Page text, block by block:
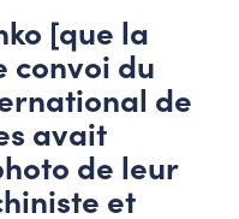
[que la
convoi du
de
avait
de leur
et